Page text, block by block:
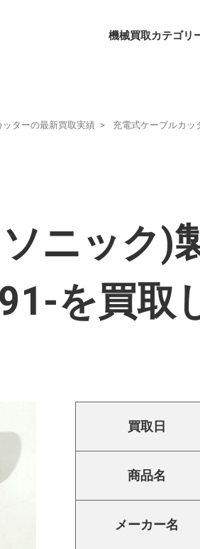
機械買取カテゴリ
ッターの最新買取実績 充電式ケーブルカッ
ニック)
を買取
買取日
商品名
メーカー名